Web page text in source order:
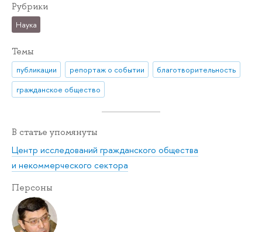
Рубрики
Наука
Темы
публикации репортаж о событии
благотворительность
гражданское общество
В статье упомянуты
Центр исследований гражданского общества
и некоммерческого сектора
Персоны